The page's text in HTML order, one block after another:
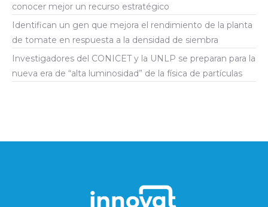
conocer mejor un recurso estratégico
Identifican un gen que mejora el rendimiento de la planta
de tomate en respuesta a la densidad de siembra
Investigadores del CONICET y la UNLP se preparan para la
nueva era de “alta luminosidad” de la física de partículas